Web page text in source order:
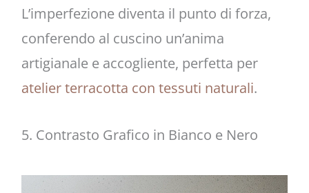
L’imperfezione diventa il punto di forza,
conferendo al cuscino un’anima
artigianale e accogliente, perfetta per
atelier terracotta con tessuti naturali.
5. Contrasto Grafico in Bianco e Nero